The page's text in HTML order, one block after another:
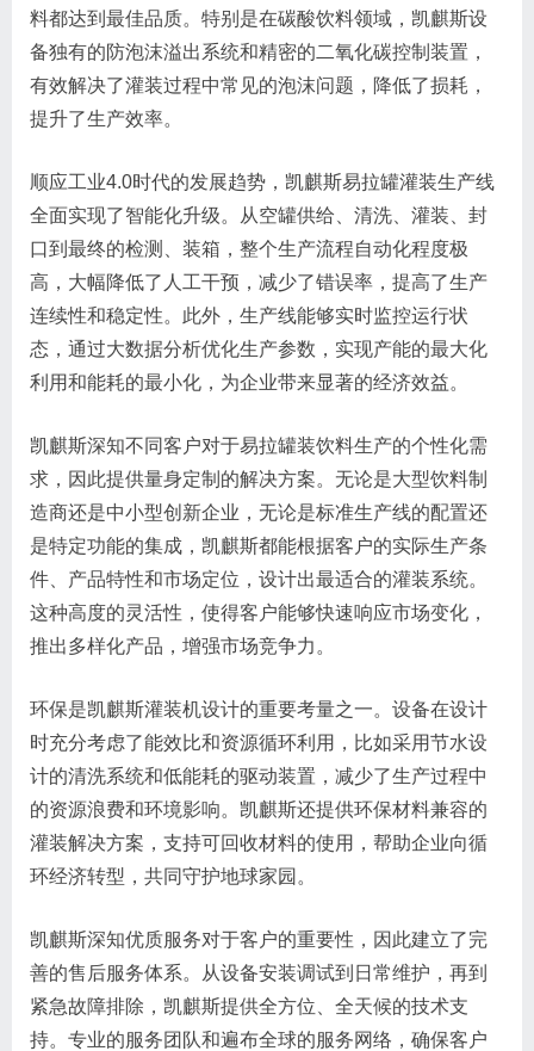
料都达到最佳品质。特别是在碳酸饮料领域，凯麒斯设
备独有的防泡沫溢出系统和精密的二氧化碳控制装置，
有效解决了灌装过程中常见的泡沫问题，降低了损耗，
提升了生产效率。
顺应工业4.0时代的发展趋势，凯麒斯易拉罐灌装生产线
全面实现了智能化升级。从空罐供给、清洗、灌装、封
口到最终的检测、装箱，整个生产流程自动化程度极
高，大幅降低了人工干预，减少了错误率，提高了生产
连续性和稳定性。此外，生产线能够实时监控运行状
态，通过大数据分析优化生产参数，实现产能的最大化
利用和能耗的最小化，为企业带来显著的经济效益。
凯麒斯深知不同客户对于易拉罐装饮料生产的个性化需
求，因此提供量身定制的解决方案。无论是大型饮料制
造商还是中小型创新企业，无论是标准生产线的配置还
是特定功能的集成，凯麒斯都能根据客户的实际生产条
件、产品特性和市场定位，设计出最适合的灌装系统。
这种高度的灵活性，使得客户能够快速响应市场变化，
推出多样化产品，增强市场竞争力。
环保是凯麒斯灌装机设计的重要考量之一。设备在设计
时充分考虑了能效比和资源循环利用，比如采用节水设
计的清洗系统和低能耗的驱动装置，减少了生产过程中
的资源浪费和环境影响。凯麒斯还提供环保材料兼容的
灌装解决方案，支持可回收材料的使用，帮助企业向循
环经济转型，共同守护地球家园。
凯麒斯深知优质服务对于客户的重要性，因此建立了完
善的售后服务体系。从设备安装调试到日常维护，再到
紧急故障排除，凯麒斯提供全方位、全天候的技术支
持。专业的服务团队和遍布全球的服务网络，确保客户